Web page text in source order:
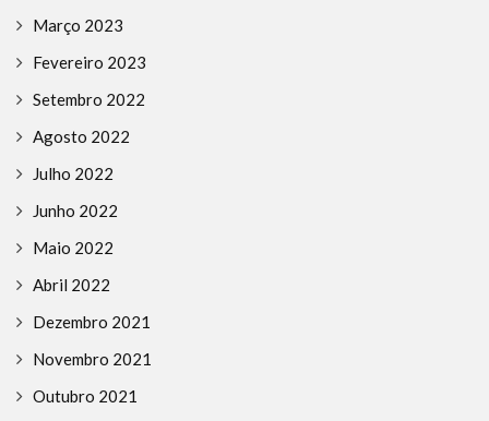
Março 2023
Fevereiro 2023
Setembro 2022
Agosto 2022
Julho 2022
Junho 2022
Maio 2022
Abril 2022
Dezembro 2021
Novembro 2021
Outubro 2021